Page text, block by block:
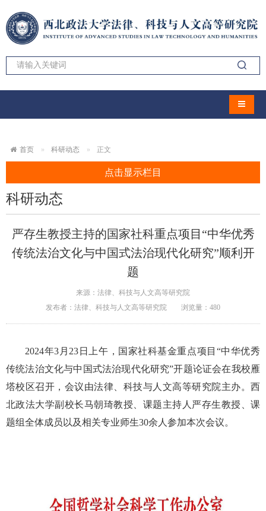
导航切
首页 科研动态 正文
点击显示栏目
科研动态
严存生教授主持的国家社科重点项目“中华优秀
传统法治文化与中国式法治现代化研究”顺利开
题
来源：法律、科技与人文高等研究院
发布者：法律、科技与人文高等研究院
浏览量： 480
2024年3月23日上午，国家社科基金重点项目“中华优秀
传统法治文化与中国式法治现代化研究”开题论证会在我校雁
塔校区召开，会议由法律、科技与人文高等研究院主办。西
北政法大学副校长马朝琦教授、课题主持人严存生教授、课
题组全体成员以及相关专业师生30余人参加本次会议。